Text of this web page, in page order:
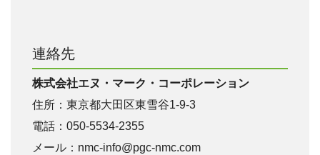
連絡先
株式会社エヌ・マーク・コーポレーション
住所：東京都大田区東雪谷1‐9‐3
電話：050-5534-2355
メール： nmc-info@pgc-nmc.com